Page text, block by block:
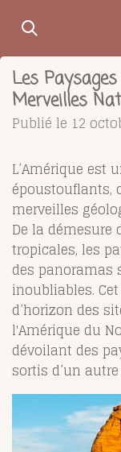
Passer
contenu
principal
Les
Merveilles
Publié le 12
L’Amérique est
époustouflants,
merveilles
De la démesure
tropicales, les
des panoramas
inoubliables.
d’horizon des
l'Amérique du
dévoilant des
sortis d’un